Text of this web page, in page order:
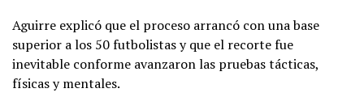
Aguirre explicó que el proceso arrancó con una base
superior a los 50 futbolistas y que el recorte fue
inevitable conforme avanzaron las pruebas tácticas,
físicas y mentales.